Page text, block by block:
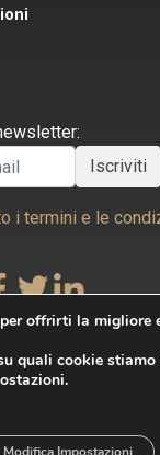
i termini e le
riservati.
offrirti la migliore
quali cookie